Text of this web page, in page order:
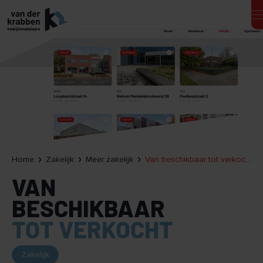
Home Zakelijk Meer zakelijk Van beschikbaar tot verkocht: de reis door vastgoed statussen
VAN
BESCHIKBAAR
TOT VERKOCHT
Zakelijk